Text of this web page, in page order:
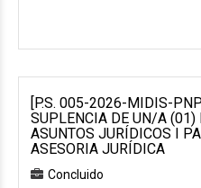
[P.S. 005-2026-MIDIS-
SUPLENCIA DE UN/A (01)
ASUNTOS JURÍDICOS I
ASESORIA JURÍDICA
Concluido